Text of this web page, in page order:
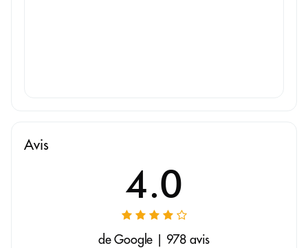
Avis
4.0
de Google | 978 avis